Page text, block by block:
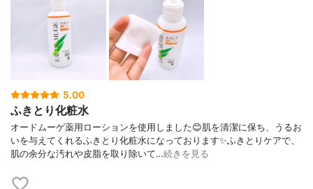
5.00
ふきとり化粧水
オードムーゲ薬用ローションを使用しました😊肌を清潔に保ち、うるお
いを与えてくれるふきとり化粧水になっております✨ふきとりケアで、
肌の余分な汚れや皮脂を取り除いて…続きを見る